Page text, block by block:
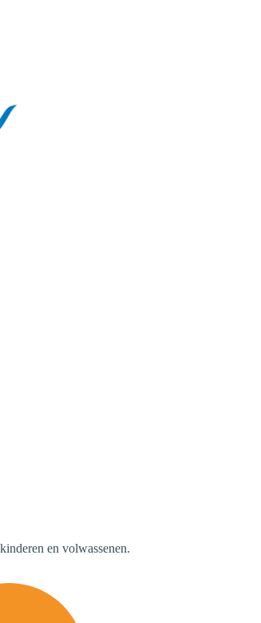
en volwassenen.